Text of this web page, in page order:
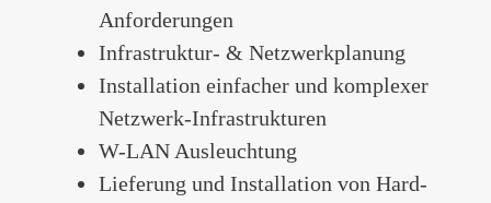
Anforderungen
Infrastruktur- & Netzwerkplanung
Installation einfacher und komplexer
Netzwerk-Infrastrukturen
W-LAN Ausleuchtung
Lieferung und Installation von Hard-